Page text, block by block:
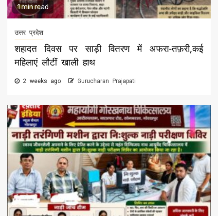
1 min read
उत्तर प्रदेश
शहादत दिवस पर साड़ी वितरण में अफरा-तफ़री,कई
महिलाएं लौटीं खाली हाथ
2 weeks ago Gurucharan Prajapati